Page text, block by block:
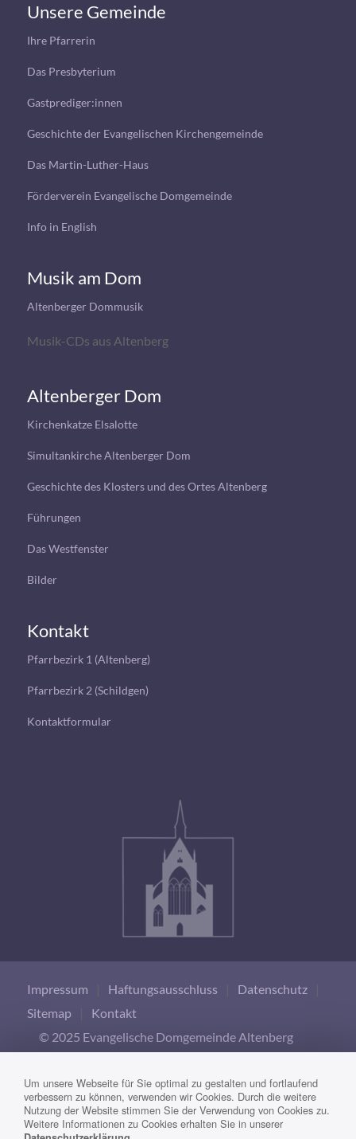
Unsere Gemeinde
Ihre Pfarrerin
Das Presbyterium
Gastprediger:innen
Geschichte der Evangelischen Kirchengemeinde
Das Martin-Luther-Haus
Förderverein Evangelische Domgemeinde
Info in English
Musik am Dom
Altenberger Dommusik
Musik-CDs aus Altenberg
Altenberger Dom
Kirchenkatze Elsalotte
Simultankirche Altenberger Dom
Geschichte des Klosters und des Ortes Altenberg
Führungen
Das Westfenster
Bilder
Kontakt
Pfarrbezirk 1 (Altenberg)
Pfarrbezirk 2 (Schildgen)
Kontaktformular
Impressum Haftungsausschluss Datenschutz
Sitemap
Kontakt
© 2025 Evangelische Domgemeinde Altenberg
Um unsere Webseite für Sie optimal zu gestalten und fortlaufend
verbessern zu können, verwenden wir Cookies. Durch die weitere
Nutzung der Website stimmen Sie der Verwendung von Cookies zu.
Weitere Informationen zu Cookies erhalten Sie in unserer